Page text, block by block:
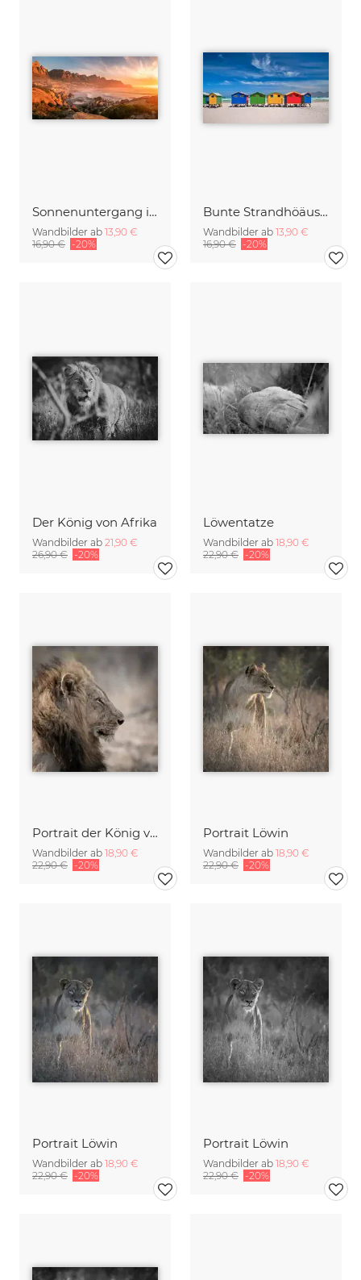
Sonnenuntergang in Camps Bay Südafrika
Wandbilder ab 13,90 €
16,90 € -20%
Bunte Strandhöäuser in Muizenberg Südafrika
Wandbilder ab 13,90 €
16,90 € -20%
Der König von Afrika
Wandbilder ab 21,90 €
26,90 € -20%
Löwentatze
Wandbilder ab 18,90 €
22,90 € -20%
Portrait der König von Afrika
Wandbilder ab 18,90 €
22,90 € -20%
Portrait Löwin
Wandbilder ab 18,90 €
22,90 € -20%
Portrait Löwin
Wandbilder ab 18,90 €
22,90 € -20%
Portrait Löwin
Wandbilder ab 18,90 €
22,90 € -20%